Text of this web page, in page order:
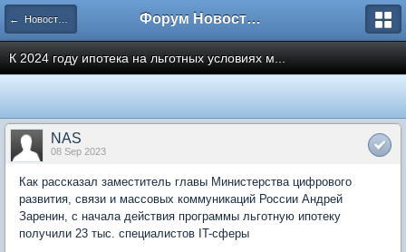
← Новости рынка недвижимости Форум Новостройки
К 2024 году ипотека на льготных условиях м...
NAS
08 Sep 2023
Как рассказал заместитель главы Министерства цифрового
развития, связи и массовых коммуникаций России Андрей
Заренин, с начала действия программы льготную ипотеку
получили 23 тыс. специалистов IT-сферы